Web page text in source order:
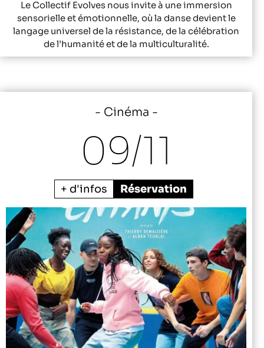
Le Collectif Evolves nous invite à une immersion
sensorielle et émotionnelle, où la danse devient le
langage universel de la résistance, de la célébration
de l’humanité et de la multiculturalité.
Cinéma
09/11
+ d'infos Réservation